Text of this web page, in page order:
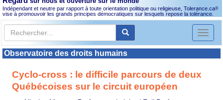
Indépendant et neutre par rapport à toute orientation politique ou religieuse, Tolerance.ca®
vise à promouvoir les grands principes démocratiques sur lesquels repose la tolérance.
Toggle
Observatoire des droits humains
Cyclo-cross : le difficile parcours de deux
Québécoises sur le circuit européen